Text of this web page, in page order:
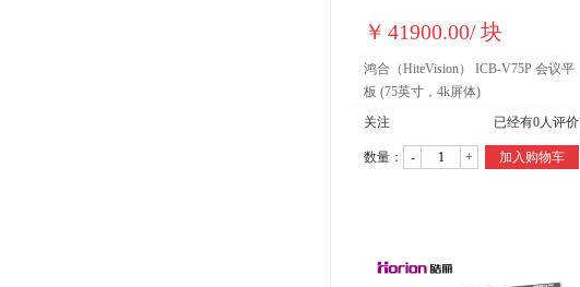
￥ 41900.00/块
鸿合（HiteVision） ICB-V75P 会议平
板 (75英寸，4k屏体)
关注
已经有0人评价
数量： - + 加入购物车